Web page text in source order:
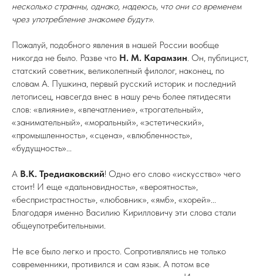
несколько странны, однако, надеюсь, что они со временем
чрез употребление знакомее будут».
Пожалуй, подобного явления в нашей России вообще
никогда не было. Разве что Н. М. Карамзин. Он, публицист,
статский советник, великолепный филолог, наконец, по
словам А. Пушкина, первый русский историк и последний
летописец, навсегда внес в нашу речь более пятидесяти
слов: «влияние», «впечатление», «трогательный»,
«занимательный», «моральный», «эстетический»,
«промышленность», «сцена», «влюбленность»,
«будущность»...
А В.К. Тредиаковский! Одно его слово «искусство» чего
стоит! И еще «дальновидность», «вероятность»,
«беспристрастность», «любовник», «ямб», «хорей»...
Благодаря именно Василию Кирилловичу эти слова стали
общеупотребительными.
Не все было легко и просто. Сопротивлялись не только
современники, противился и сам язык. А потом все